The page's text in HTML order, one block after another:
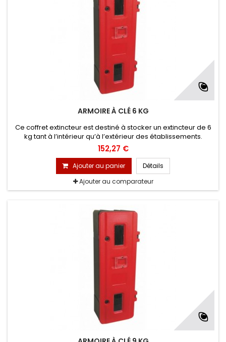
ARMOIRE À CLÉ 6 KG
Ce coffret extincteur est destiné à stocker un extincteur de 6
kg tant à l’intérieur qu’à l’extérieur des établissements.
L'objectif premier est d’assurer la protection (en bon état) de
vos extincteurs et d’éviter tous chocs et vandalismes.
152,27 €
Ajouter au panier
Détails
Ajouter au comparateur